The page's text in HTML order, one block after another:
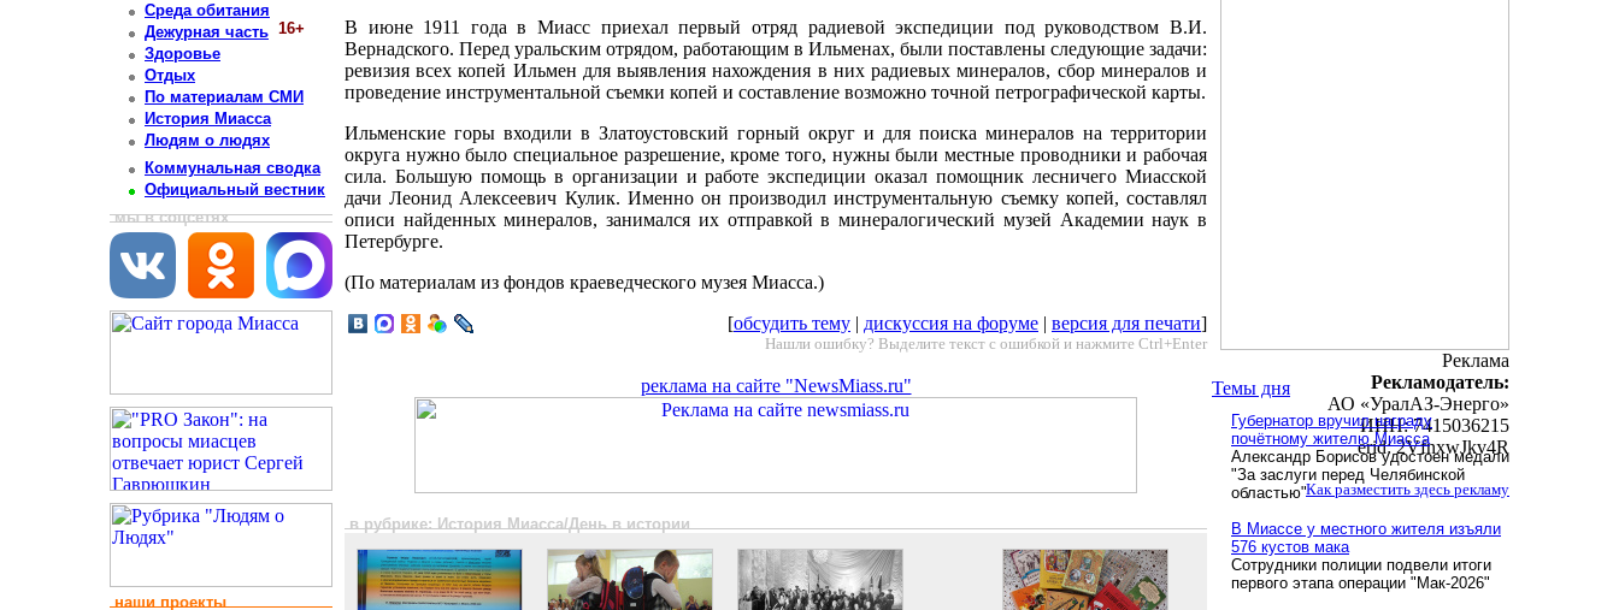
Среда обитания
Дежурная часть 16+
Здоровье
Отдых
По материалам СМИ
История Миасса
Людям о людях
Коммунальная сводка
Официальный вестник
мы в соцсетях
наши проекты
В июне 1911 года в Миасс приехал первый отряд радиевой экспедиции под руководством В.И.
Вернадского. Перед уральским отрядом, работающим в Ильменах, были поставлены следующие задачи:
ревизия всех копей Ильмен для выявления нахождения в них радиевых минералов, сбор минералов и
проведение инструментальной съемки копей и составление возможно точной петрографической карты.
Ильменские горы входили в Златоустовский горный округ и для поиска минералов на территории
округа нужно было специальное разрешение, кроме того, нужны были местные проводники и рабочая
сила. Большую помощь в организации и работе экспедиции оказал помощник лесничего Миасской
дачи Леонид Алексеевич Кулик. Именно он производил инструментальную съемку копей, составлял
описи найденных минералов, занимался их отправкой в минералогический музей Академии наук в
Петербурге.
(По материалам из фондов краеведческого музея Миасса.)
[обсудить тему | дискуссия на форуме | версия для печати]
Нашли ошибку? Выделите текст с ошибкой и нажмите Ctrl+Enter
реклама на сайте "NewsMiass.ru"
в рубрике: История Миасса/День в истории
Реклама
Рекламодатель:
АО «УралАЗ-Энерго»
ИНН: 7415036215
erid: 2VfnxwJkv4R
Как разместить здесь рекламу
Темы дня
Губернатор вручил награду
почётному жителю Миасса
Александр Борисов удостоен медали
"За заслуги перед Челябинской
областью"
В Миассе у местного жителя изъяли
576 кустов мака
Сотрудники полиции подвели итоги
первого этапа операции "Мак-2026"